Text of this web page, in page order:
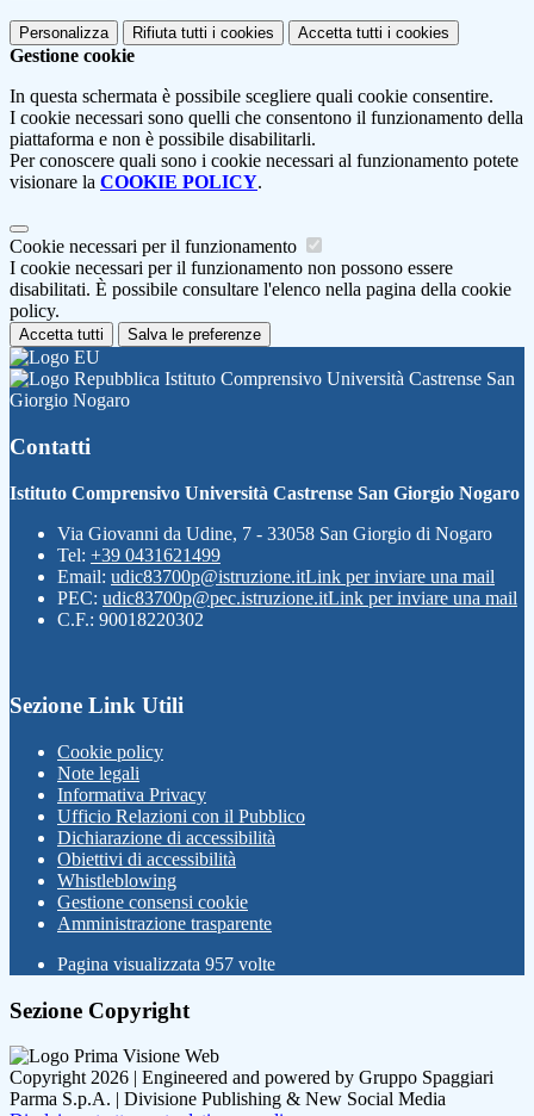
Personalizza Rifiuta tutti i cookies Accetta tutti i cookies
Gestione cookie
In questa schermata è possibile scegliere quali cookie consentire.
I cookie necessari sono quelli che consentono il funzionamento della
piattaforma e non è possibile disabilitarli.
Per conoscere quali sono i cookie necessari al funzionamento potete
visionare la COOKIE POLICY.
Cookie necessari per il funzionamento
I cookie necessari per il funzionamento non possono essere
disabilitati. È possibile consultare l'elenco nella pagina della cookie
policy.
Accetta tutti Salva le preferenze
Istituto Comprensivo Università Castrense San
Giorgio Nogaro
Contatti
Istituto Comprensivo Università Castrense San Giorgio Nogaro
Via Giovanni da Udine, 7 - 33058 San Giorgio di Nogaro
Tel: +39 0431621499
Email: udic83700p@istruzione.itLink per inviare una mail
PEC: udic83700p@pec.istruzione.itLink per inviare una mail
C.F.: 90018220302
Sezione Link Utili
Cookie policy
Note legali
Informativa Privacy
Ufficio Relazioni con il Pubblico
Dichiarazione di accessibilità
Obiettivi di accessibilità
Whistleblowing
Gestione consensi cookie
Amministrazione trasparente
Pagina visualizzata 957 volte
Sezione Copyright
Copyright 2026 | Engineered and powered by Gruppo Spaggiari
Parma S.p.A. | Divisione Publishing & New Social Media